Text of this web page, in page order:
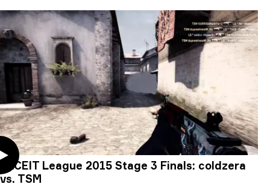
FACEIT League 2015 Stage 3 Finals: coldzera
vs. TSM